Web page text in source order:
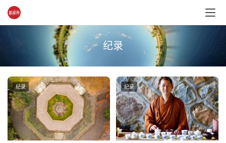
音
心
乐
菩
提
纪录
纪录 纪录